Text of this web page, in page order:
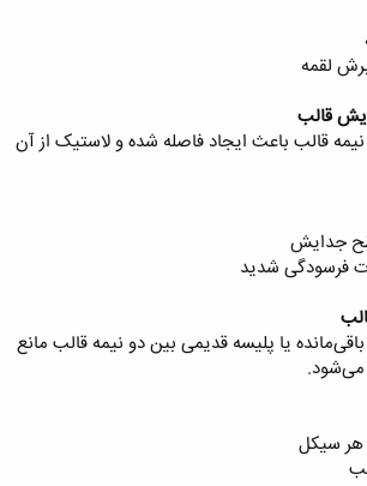
لقمه
قالب باعث ایجاد فاصله شده و لاستیک از آن
جدایش
فرسودگی شدید
یا پلیسه قدیمی بین دو نیمه قالب مانع
هر سیکل